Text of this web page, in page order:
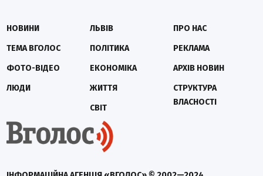
НОВИНИ
ТЕМА ВГОЛОС
ФОТО-ВІДЕО
ЛЮДИ
ЛЬВІВ
ПОЛІТИКА
ЕКОНОМІКА
ЖИТТЯ
СВІТ
ПРО НАС
РЕКЛАМА
АРХІВ НОВИН
СТРУКТУРА
ВЛАСНОСТІ